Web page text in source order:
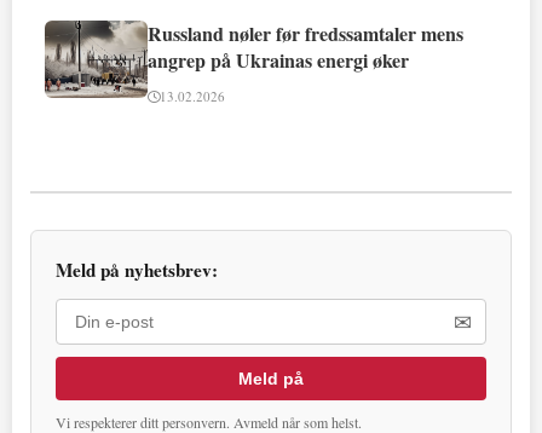
Russland nøler før fredssamtaler mens
angrep på Ukrainas energi øker
13.02.2026
Meld på nyhetsbrev:
✉
Meld på
Vi respekterer ditt personvern. Avmeld når som helst.